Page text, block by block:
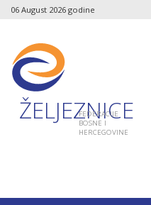
06 August 2026 godine
ŽELJEZNICE
FEDERACIJE
BOSNE I
HERCEGOVINE